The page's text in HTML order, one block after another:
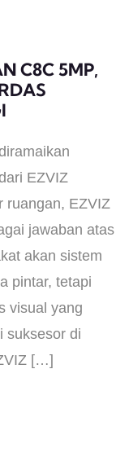
C8C 5MP,
EZVIZ
ruangan, EZVIZ
jawaban atas
akan sistem
pintar, tetapi
visual yang
suksesor di
[…]